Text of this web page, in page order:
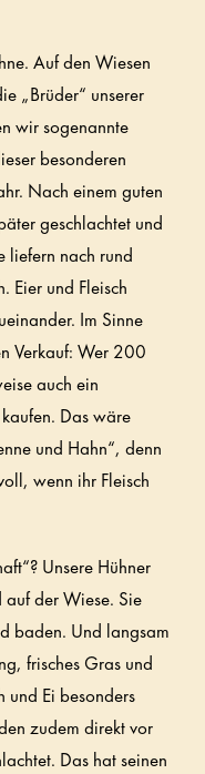
Auf den Wiesen
„Brüder“ unserer
wir sogenannte
besonderen
Nach einem guten
geschlachtet und
liefern nach rund
Eier und Fleisch
Im Sinne
Verkauf: Wer 200
auch ein
Das wäre
und Hahn“, denn
wenn ihr Fleisch
Unsere Hühner
der Wiese. Sie
baden. Und langsam
frisches Gras und
und Ei besonders
zudem direkt vor
Das hat seinen